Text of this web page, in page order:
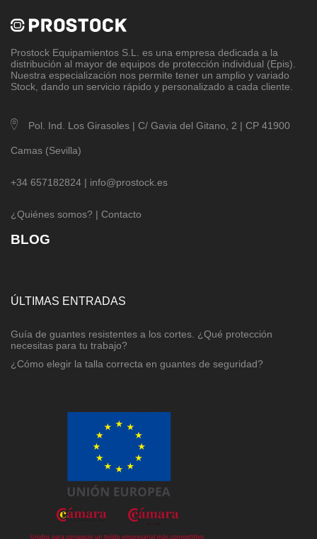
Prostock Equipamientos S.L
. es una empresa dedicada a la
distribución al mayor de equipos de protección individual (Epis).
Nuestra especialización nos permite tener un amplio y variado
Stock, dando un servicio rápido y personalizado a cada cliente.
Pol. Ind. Los Girasoles | C/ Gavia del Gitano, 2 | CP 41900
Camas (Sevilla)
+34 657182824 | info@prostock.es
¿Quiénes somos? | Contacto
BLOG
ÚLTIMAS ENTRADAS
Guía de guantes resistentes a los cortes. ¿Qué protección
necesitas para tu trabajo?
¿Cómo elegir la talla correcta en guantes de seguridad?